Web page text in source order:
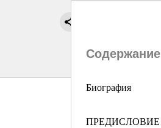
Содержание
Биография
ПРЕДИСЛОВИЕ